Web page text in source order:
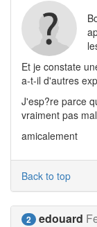
Et je constate
a-t-il d'autres
J'esp?re parce
vraiment pas
amicalement
Back to top
2 edouard